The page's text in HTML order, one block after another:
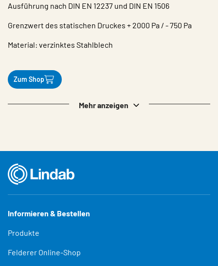
Ausführung nach DIN EN 12237 und DIN EN 1506
Grenzwert des statischen Druckes + 2000 Pa / - 750 Pa
Material: verzinktes Stahlblech
Zum Shop
Mehr anzeigen
Informieren & Bestellen
Produkte
Felderer Online-Shop